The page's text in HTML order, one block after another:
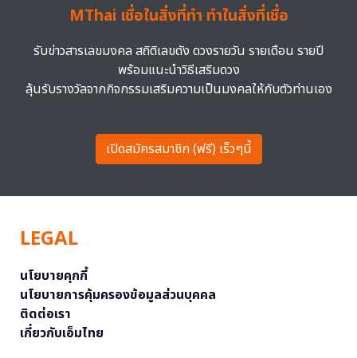
MThai เชื่อในสิ่งที่ทำ ทำในสิ่งที่เชื่อ
รับข่าวสารเลขมงคล สถิติเลขดัง ดวงรายวัน รายเดือน รายปี
พร้อมแนะนำวิธีเสริมดวง
ลุ้นรับรางวัลจากกิจกรรมเสริมความเป็นมงคลให้กับตัวท่านเอง
เปิดสมัครสมาชิก (ฟรี) เร็วๆนี้
LEGAL
นโยบายคุกกี้
นโยบายการคุ้มครองข้อมูลส่วนบุคคล
ติดต่อเรา
เกี่ยวกับเอ็มไทย